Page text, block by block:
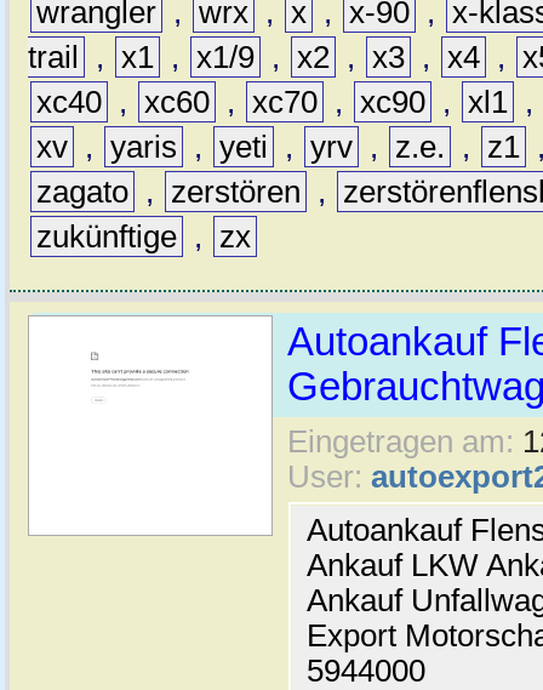
wrangler , wrx , x , x-90 , x-
trail
, x1 , x1/9 , x2 , x3 , x4 ,
xc40 , xc60 , xc70 , xc90 , xl1 ,
xv , yaris , yeti , yrv , z.e. , z1
zagato , zerstören ,
zukünftige , zx
Autoankauf
Eingetragen am:
User:
Autoankauf
Ankauf LKW
Ankauf
Export
5944000